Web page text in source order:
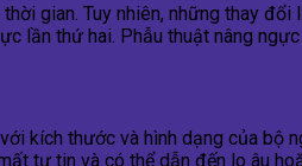
gian. Tuy nhiên, những thay
thứ hai. Phẫu thuật nâng ngực
kích thước và hình dạng của
tự tin và có thể dẫn đến lo âu